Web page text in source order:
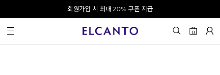
오전 10시 이전 결제 완료 시 오늘 출발!
회원가입 시 최대 20% 쿠폰 지급
0